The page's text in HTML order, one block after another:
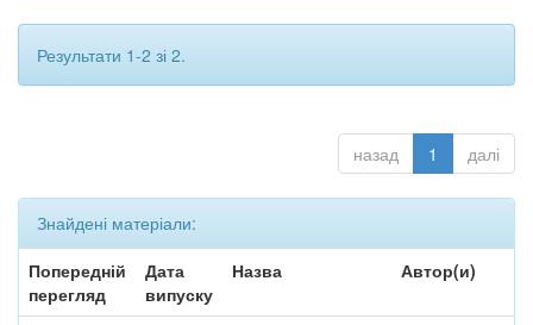
Результати 1-2 зі 2.
назад 1 далі
Знайдені матеріали:
Попередній
перегляд
Дата
випуску
Назва Автор(и)